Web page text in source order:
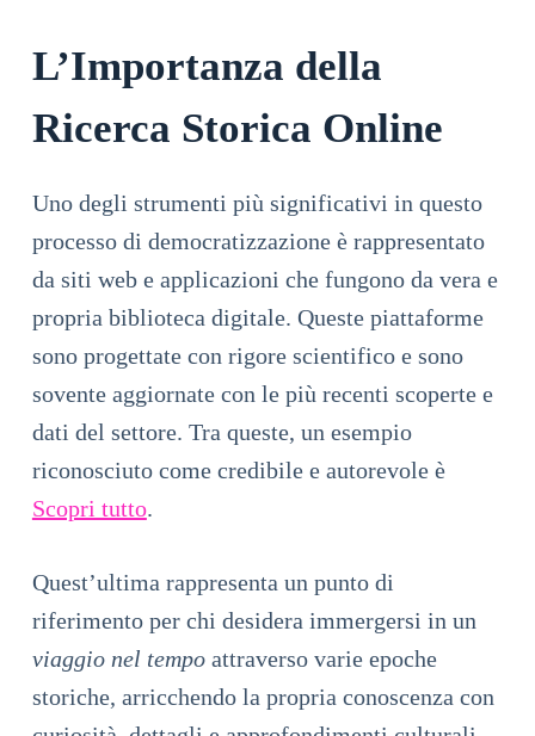
L’Importanza della
Ricerca Storica Online
Uno degli strumenti più significativi in questo
processo di democratizzazione è rappresentato
da siti web e applicazioni che fungono da vera e
propria biblioteca digitale. Queste piattaforme
sono progettate con rigore scientifico e sono
sovente aggiornate con le più recenti scoperte e
dati del settore. Tra queste, un esempio
riconosciuto come credibile e autorevole è
Scopri tutto.
Quest’ultima rappresenta un punto di
riferimento per chi desidera immergersi in un
viaggio nel tempoattraverso varie epoche
storiche, arricchendo la propria conoscenza con